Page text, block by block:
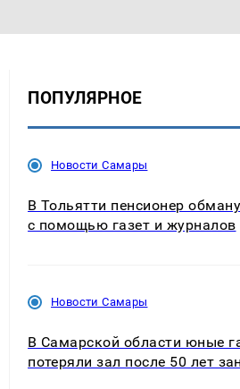
ПОПУЛЯРНОЕ
Новости Самары
В Тольятти пенсионер
с помощью газет и журналов
Новости Самары
В Самарской области юные
потеряли зал после 50 лет